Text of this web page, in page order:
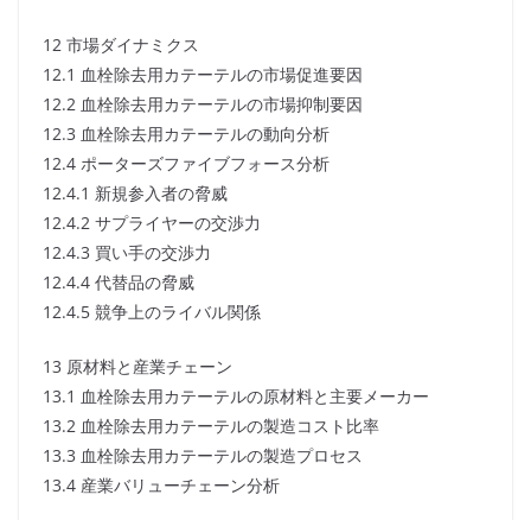
12 市場ダイナミクス
12.1 血栓除去用カテーテルの市場促進要因
12.2 血栓除去用カテーテルの市場抑制要因
12.3 血栓除去用カテーテルの動向分析
12.4 ポーターズファイブフォース分析
12.4.1 新規参入者の脅威
12.4.2 サプライヤーの交渉力
12.4.3 買い手の交渉力
12.4.4 代替品の脅威
12.4.5 競争上のライバル関係
13 原材料と産業チェーン
13.1 血栓除去用カテーテルの原材料と主要メーカー
13.2 血栓除去用カテーテルの製造コスト比率
13.3 血栓除去用カテーテルの製造プロセス
13.4 産業バリューチェーン分析